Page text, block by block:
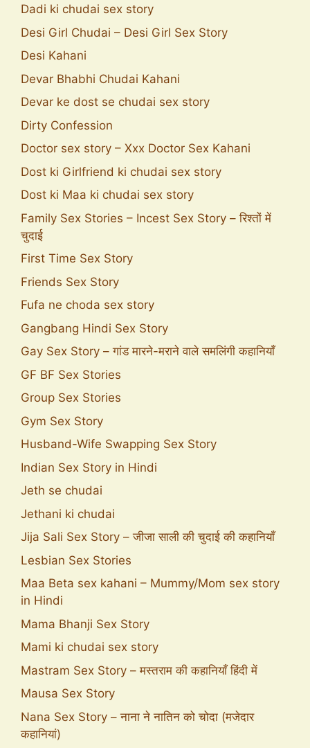
Dadi ki chudai sex story
Desi Girl Chudai – Desi Girl Sex Story
Desi Kahani
Devar Bhabhi Chudai Kahani
Devar ke dost se chudai sex story
Dirty Confession
Doctor sex story – Xxx Doctor Sex Kahani
Dost ki Girlfriend ki chudai sex story
Dost ki Maa ki chudai sex story
Family Sex Stories – Incest Sex Story – रिश्तों में
चुदाई
First Time Sex Story
Friends Sex Story
Fufa ne choda sex story
Gangbang Hindi Sex Story
Gay Sex Story – गांड मारने-मराने वाले समलिंगी कहानियाँ
GF BF Sex Stories
Group Sex Stories
Gym Sex Story
Husband-Wife Swapping Sex Story
Indian Sex Story in Hindi
Jeth se chudai
Jethani ki chudai
Jija Sali Sex Story – जीजा साली की चुदाई की कहानियाँ
Lesbian Sex Stories
Maa Beta sex kahani – Mummy/Mom sex story
in Hindi
Mama Bhanji Sex Story
Mami ki chudai sex story
Mastram Sex Story – मस्तराम की कहानियाँ हिंदी में
Mausa Sex Story
Nana Sex Story – नाना ने नातिन को चोदा (मजेदार
कहानियां)